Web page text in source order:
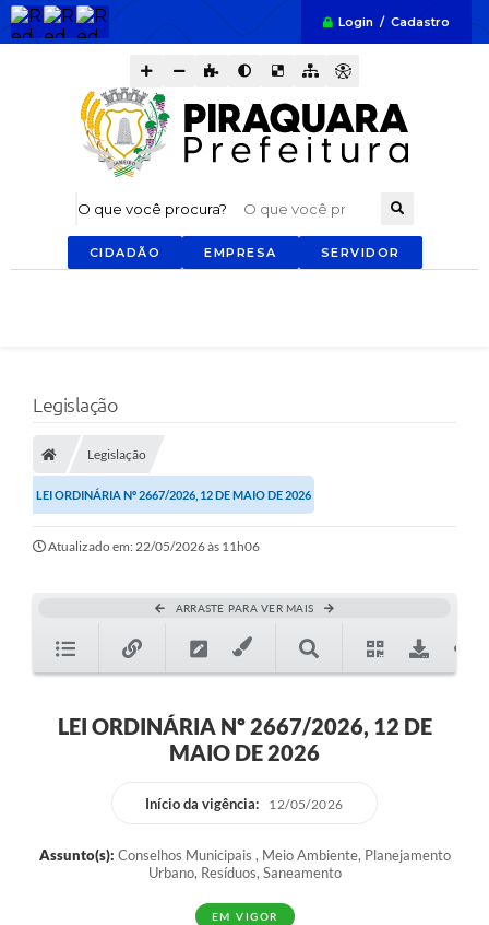
Login / Cadastro
O que você procura?
CIDADÃO EMPRESA SERVIDOR
Legislação
Legislação
LEI ORDINÁRIA Nº 2667/2026, 12 DE MAIO DE 2026
Atualizado em: 22/05/2026 às 11h06
ARRASTE PARA VER MAIS
LEI ORDINÁRIA Nº 2667/2026, 12 DE
MAIO DE 2026
Início da vigência: 12/05/2026
Assunto(s): Conselhos Municipais , Meio Ambiente, Planejamento
Urbano, Resíduos, Saneamento
EM VIGOR